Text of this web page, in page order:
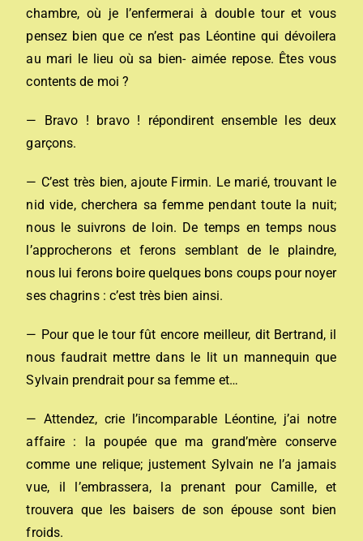
chambre, où je l’enfermerai à double tour et vous
pensez bien que ce n’est pas Léontine qui dévoilera
au mari le lieu où sa bien- aimée repose. Êtes vous
contents de moi ?
— Bravo ! bravo ! répondirent ensemble les deux
garçons.
— C’est très bien, ajoute Firmin. Le marié, trouvant le
nid vide, cherchera sa femme pendant toute la nuit;
nous le suivrons de loin. De temps en temps nous
l’approcherons et ferons semblant de le plaindre,
nous lui ferons boire quelques bons coups pour noyer
ses chagrins : c’est très bien ainsi.
— Pour que le tour fût encore meilleur, dit Bertrand, il
nous faudrait mettre dans le lit un mannequin que
Sylvain prendrait pour sa femme et…
— Attendez, crie l’incomparable Léontine, j’ai notre
affaire : la poupée que ma grand’mère conserve
comme une relique; justement Sylvain ne l’a jamais
vue, il l’embrassera, la prenant pour Camille, et
trouvera que les baisers de son épouse sont bien
froids.